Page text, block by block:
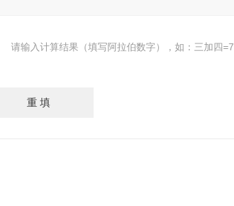
请输入计算结果（填写阿拉伯数字），如：三加四=7